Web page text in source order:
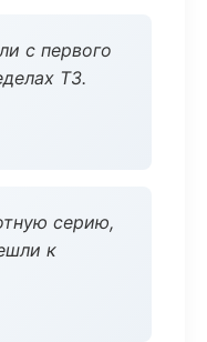
с первого
ТЗ.
серию,
к